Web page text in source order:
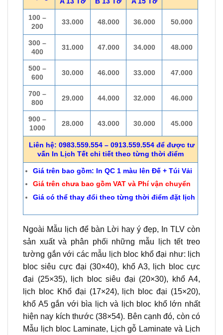
100 –
200
33.000 48.000 36.000 50.000
300 –
400
31.000 47.000 34.000 48.000
500 –
600
30.000 46.000 33.000 47.000
700 –
800
29.000 44.000 32.000 46.000
900 –
1000
28.000 43.000 30.000 45.000
Liên hệ: 0983.559.554 – 0913.559.554 để được tư
vấn In Lịch Tết chi tiết theo từng thời điểm
Giá trên bao gồm: In QC 1 màu lên Đế + Túi Vải
Giá trên chưa bao gồm VAT và Phí vận chuyển
Giá có thể thay đổi theo từng thời điểm đặt lịch
Ngoài Mẫu lịch để bàn Lời hay ý đẹp, In TLV còn
sản xuất và phân phối những mẫu lịch tết treo
tường gắn với các mẫu lịch bloc khổ đại như: lịch
bloc siêu cực đại (30×40), khổ A3, lịch bloc cực
đại (25×35), lịch bloc siêu đại (20×30), khổ A4,
lịch bloc Khổ đại (17×24), lịch bloc đại (15×20),
khổ A5 gắn với bìa lịch và lịch bloc khổ lớn nhất
hiện nay kích thước (38×54). Bên cạnh đó, còn có
Mẫu lịch bloc Laminate, Lịch gỗ Laminate và Lịch